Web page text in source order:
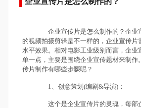
企业宣传片是怎么制作的？企业
的视频拍摄剪辑是不一样的，企业宣传片
水平效果。相对电影工业级别而言，企业
单一点，主要是围绕企业宣传题材来制作
传片制作有哪些步骤呢？
1、创意策划(编剧&导演)：
这个是企业宣传片的灵魂，每部